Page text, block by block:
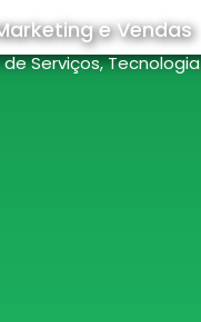
e Vendas
Serviços,Tecnologia